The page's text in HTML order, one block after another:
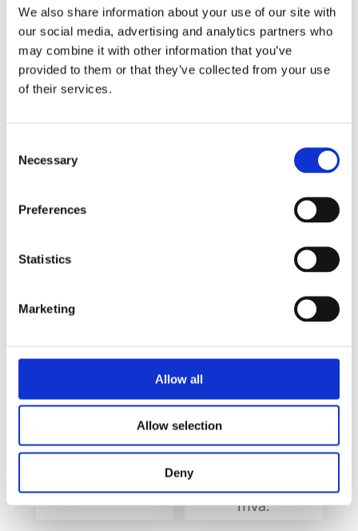
We also share information about your use of our site with
our social media, advertising and analytics partners who
may combine it with other information that you’ve
provided to them or that they’ve collected from your use
of their services.
Selection
Necessary
Preferences
Statistics
Marketing
Allow all
Allow selection
Deny
Dekorasjonpriser
Legg valgte i handlekurven
På
Hoss 15.6 roll-up PC
sekk 12L
Resirkulert Pheebs
210 g m handlenett
mva.